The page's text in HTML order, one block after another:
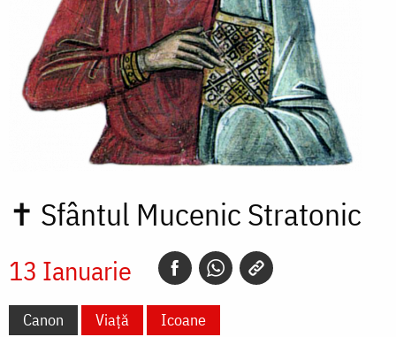
✝ Sfântul Mucenic Stratonic
13 Ianuarie
Canon Viață
Icoane